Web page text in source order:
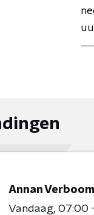
Annan Verboom
Vandaag 07:00